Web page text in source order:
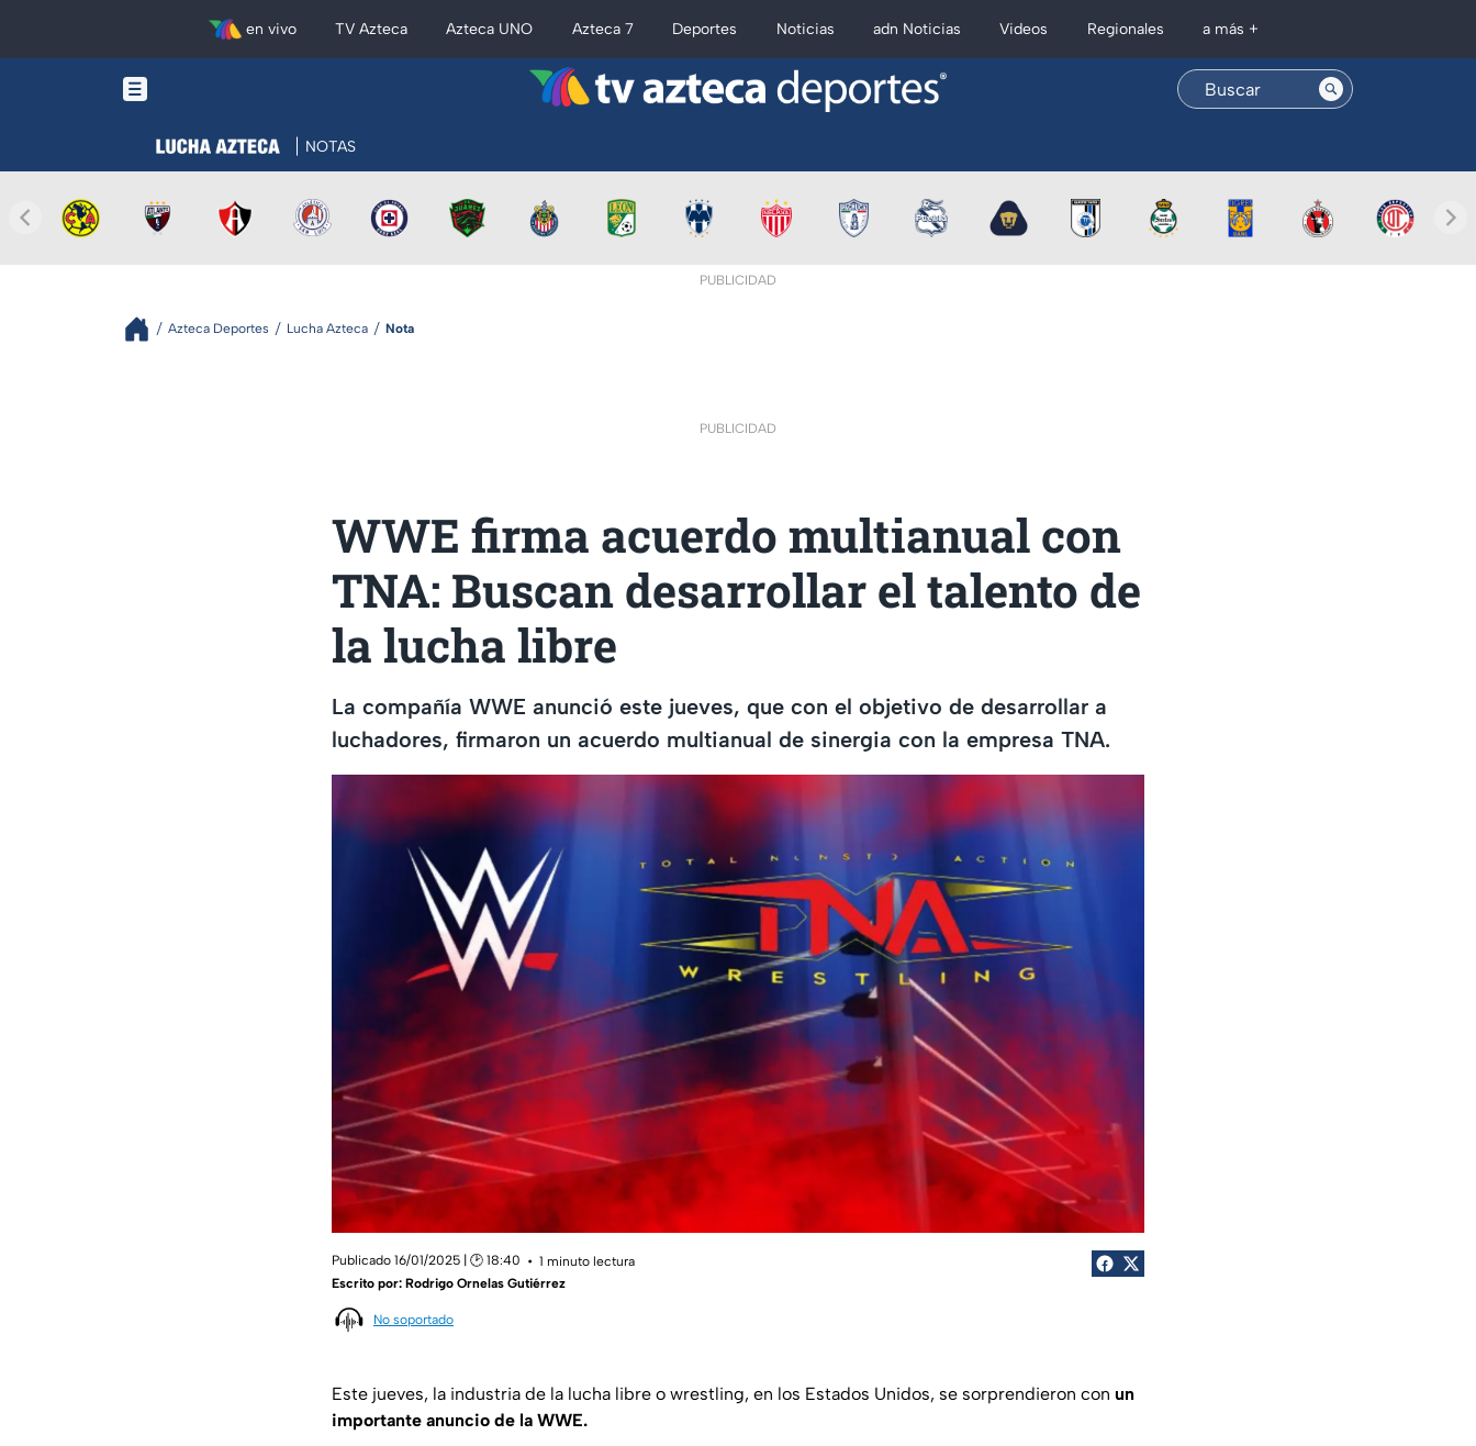
en vivo TV Azteca Azteca UNO Azteca 7 Deportes Noticias adn Noticias Videos Regionales a más +
NOTAS
PUBLICIDAD
Azteca Deportes Lucha Azteca Nota
PUBLICIDAD
WWE firma acuerdo multianual con
TNA: Buscan desarrollar el talento de
la lucha libre
La compañía WWE anunció este jueves, que con el objetivo de desarrollar a
luchadores, firmaron un acuerdo multianual de sinergia con la empresa TNA.
Publicado 16/01/2025 | 🕑 18:40
1 minuto lectura
Escrito por: Rodrigo Ornelas Gutiérrez
No soportado
Este jueves, la industria de la lucha libre o wrestling, en los Estados Unidos, se sorprendieron con un
importante anuncio de la WWE.